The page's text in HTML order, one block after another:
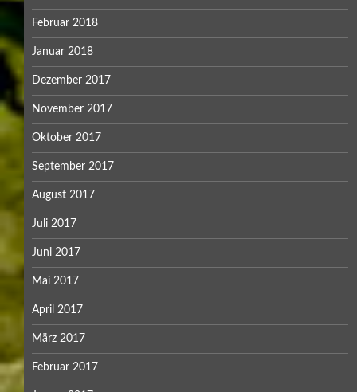
Februar 2018
Januar 2018
Dezember 2017
November 2017
Oktober 2017
September 2017
August 2017
Juli 2017
Juni 2017
Mai 2017
April 2017
März 2017
Februar 2017